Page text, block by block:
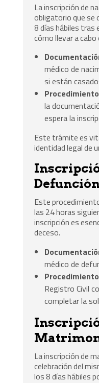
La inscripción de
obligatorio que se
8 días hábiles tras
cómo llevar a
médico de
si están
la
espera la
Este trámite es
identidad legal de
Este
las 24 horas
inscripción es
deceso.
médico de
Registro Civil
completar la
La inscripción de
celebración del
los 8 días hábiles